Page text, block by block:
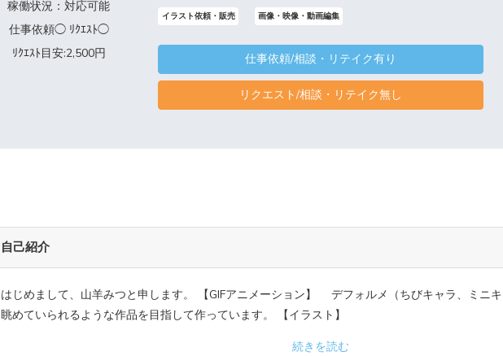
稼働状況：対応可能
仕事依頼◯ ﾘｸｴｽﾄ◯
ﾘｸｴｽﾄ目安:2,500円
イラスト依頼・販売 画像・映像・動画編集
仕事依頼/相談・リテイク有り
リクエスト/相談・リテイク無し
自己紹介
はじめまして、山羊みつと申します。 【GIFアニメーション】 デフォルメ（ちびキャラ、ミニ
眺めていられるような作品を目指して作っています。 【イラスト】
続きを読む